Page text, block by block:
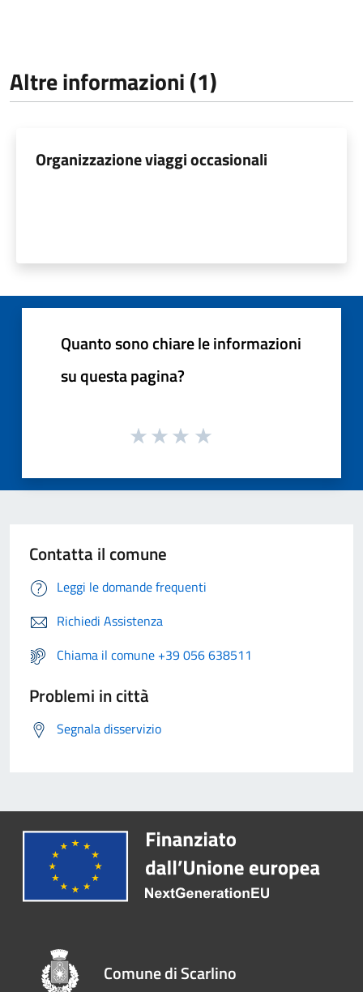
Altre informazioni (1)
Organizzazione viaggi occasionali
Quanto sono chiare le informazioni
su questa pagina?
Contatta il comune
Leggi le domande frequenti
Richiedi Assistenza
Chiama il comune +39 056 638511
Problemi in città
Segnala disservizio
Comune di Scarlino